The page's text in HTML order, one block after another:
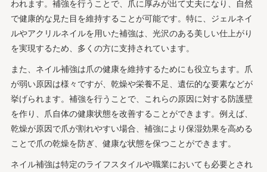
われます。補強を行うことで、爪に厚みが出て丈夫になり、自然
で健康的な見た目を維持することが可能です。特に、ジェルネイ
ルやアクリルネイルを用いた補強は、光沢のある美しい仕上がり
を実現するため、多くの方に支持されています。
また、ネイル補強は爪の健康を維持するためにも役立ちます。爪
が弱い原因は様々ですが、乾燥や栄養不足、遺伝的な要素などが
挙げられます。補強を行うことで、これらの原因に対する防護壁
を作り、爪自体の健康状態を改善することができます。例えば、
乾燥が原因で爪が割れやすい場合、補強により保湿効果を高める
ことで爪の乾燥を防ぎ、健康な状態を保つことができます。
ネイル補強は特定のライフスタイルや職業においても必要とされ